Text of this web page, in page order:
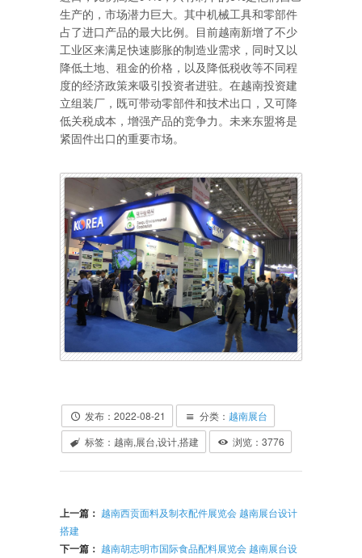
生产的，市场潜力巨大。其中机械工具和零部件
占了进口产品的最大比例。目前越南新增了不少
工业区来满足快速膨胀的制造业需求，同时又以
降低土地、租金的价格，以及降低税收等不同程
度的经济政策来吸引投资者进驻。在越南投资建
立组装厂，既可带动零部件和技术出口，又可降
低关税成本，增强产品的竞争力。未来东盟将是
紧固件出口的重要市场。
发布：2022-08-21 分类： 越南展台
标签：越南,展台,设计,搭建
浏览： 3776
上一篇： 越南西贡面料及制衣配件展览会 越南展台设计
搭建
下一篇： 越南胡志明市国际食品配料展览会 越南展台设